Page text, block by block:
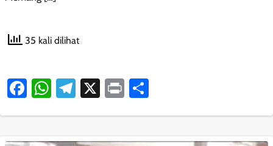
35 kali dilihat
Facebook
WhatsApp
Telegram
X Print